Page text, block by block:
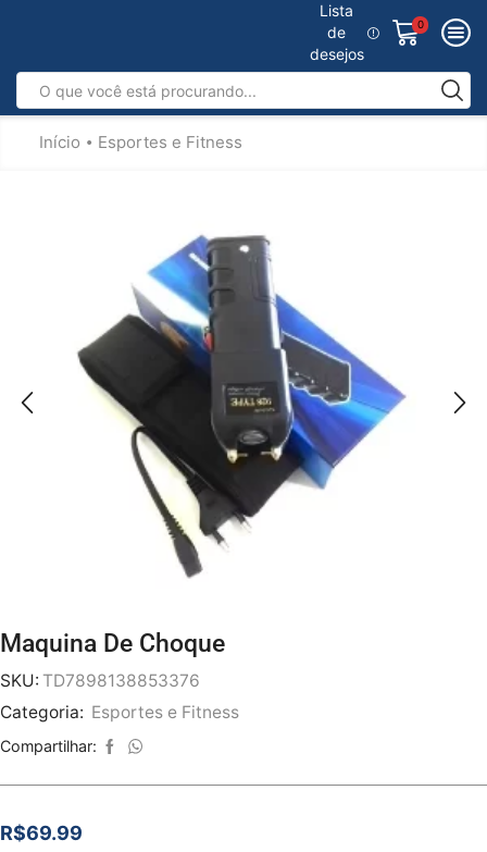
Lista
de
desejos
0
Início • Esportes e Fitness
Maquina De Choque
SKU: TD7898138853376
Categoria: Esportes e Fitness
Compartilhar:
R$69.99